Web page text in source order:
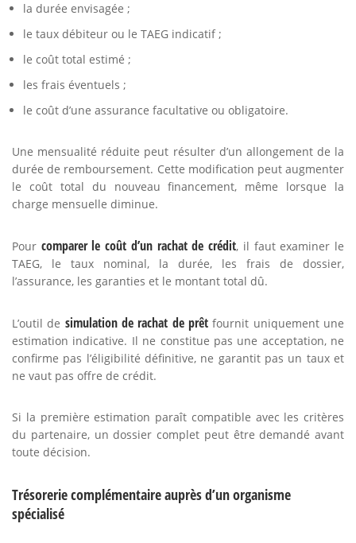
la durée envisagée ;
le taux débiteur ou le TAEG indicatif ;
le coût total estimé ;
les frais éventuels ;
le coût d’une assurance facultative ou obligatoire.
Une mensualité réduite peut résulter d’un allongement de la
durée de remboursement. Cette modification peut augmenter
le coût total du nouveau financement, même lorsque la
charge mensuelle diminue.
Pour comparer le coût d’un rachat de crédit, il faut examiner le
TAEG, le taux nominal, la durée, les frais de dossier,
l’assurance, les garanties et le montant total dû.
L’outil de simulation de rachat de prêt fournit uniquement une
estimation indicative. Il ne constitue pas une acceptation, ne
confirme pas l’éligibilité définitive, ne garantit pas un taux et
ne vaut pas offre de crédit.
Si la première estimation paraît compatible avec les critères
du partenaire, un dossier complet peut être demandé avant
toute décision.
Trésorerie complémentaire auprès d’un organisme
spécialisé